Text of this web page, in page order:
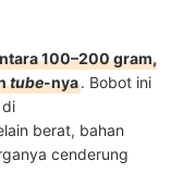
100–200 gram,
tube-nya. Bobot ini
berat, bahan
cenderung